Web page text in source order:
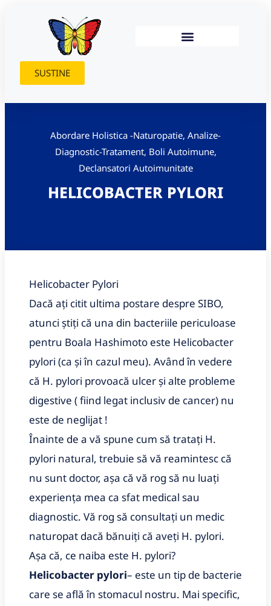
SUSTINE
Abordare Holistica -Naturopatie, Analize-
Diagnostic-Tratament, Boli Autoimune,
Declansatori Autoimunitate
HELICOBACTER PYLORI
Helicobacter Pylori
Dacă ați citit ultima postare despre SIBO,
atunci știți că una din bacteriile periculoase
pentru Boala Hashimoto este Helicobacter
pylori (ca și în cazul meu). Având în vedere
că H. pylori provoacă ulcer și alte probleme
digestive ( fiind legat inclusiv de cancer) nu
este de neglijat !
Înainte de a vă spune cum să tratați H.
pylori natural, trebuie să vă reamintesc că
nu sunt doctor, așa că vă rog să nu luați
experiența mea ca sfat medical sau
diagnostic. Vă rog să consultați un medic
naturopat dacă bănuiți că aveți H. pylori.
Așa că, ce naiba este H. pylori?
Helicobacter pylori– este un tip de bacterie
care se află în stomacul nostru. Mai specific,